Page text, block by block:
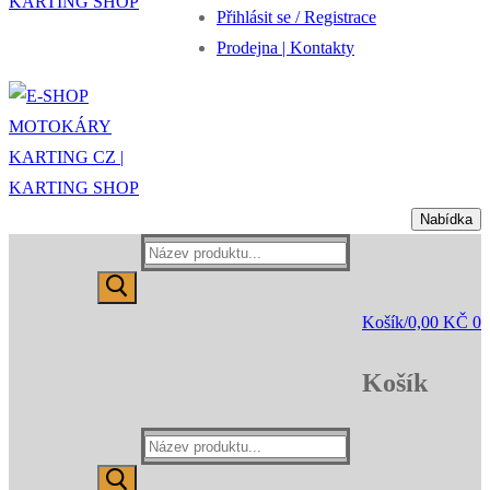
Přihlásit se / Registrace
Prodejna | Kontakty
Nabídka
Hledat:
Košík/0,00 KČ 0
Košík
Hledat: